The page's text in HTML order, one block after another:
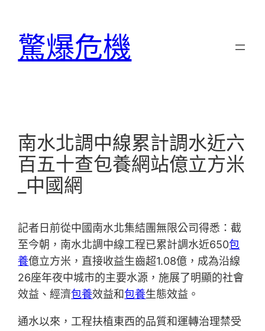
驚爆危機
南水北調中線累計調水近六
百五十查包養網站億立方米
_中國網
記者日前從中國南水北集結團無限公司得悉：截
至今朝，南水北調中線工程已累計調水近650包
養億立方米，直接收益生齒超1.08億，成為沿線
26座年夜中城市的主要水源，施展了明顯的社會
效益、經濟包養效益和包養生態效益。
通水以來，工程扶植東西的品質和運轉治理禁受